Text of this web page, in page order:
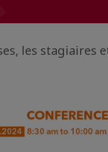
les stagiaires